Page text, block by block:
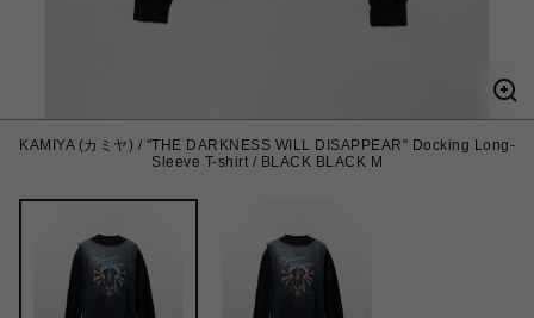
KAMIYA (カミヤ) / "THE DARKNESS WILL DISAPPEAR" Docking Long-
Sleeve T-shirt / BLACK BLACK M